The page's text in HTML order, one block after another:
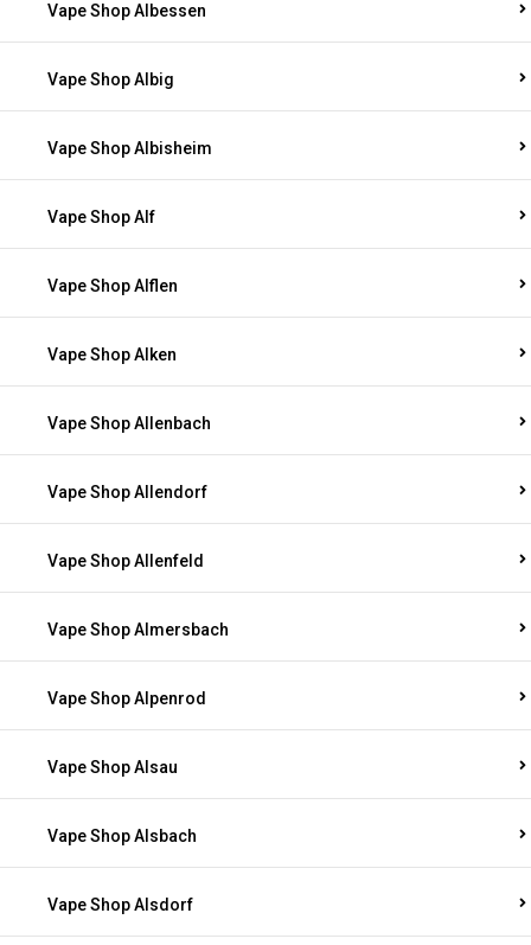
Vape Shop Albessen
Vape Shop Albig
Vape Shop Albisheim
Vape Shop Alf
Vape Shop Alflen
Vape Shop Alken
Vape Shop Allenbach
Vape Shop Allendorf
Vape Shop Allenfeld
Vape Shop Almersbach
Vape Shop Alpenrod
Vape Shop Alsau
Vape Shop Alsbach
Vape Shop Alsdorf